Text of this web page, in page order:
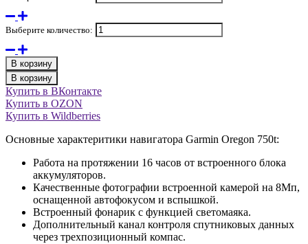
Выберите количество:
В корзину
В корзину
Купить в ВКонтакте
Купить в OZON
Купить в Wildberries
Основные характеритики навигатора Garmin Oregon 750t:
Работа на протяжении 16 часов от встроенного блока
аккумуляторов.
Качественные фотографии встроенной камерой на 8Мп,
оснащенной автофокусом и вспышкой.
Встроенный фонарик с функцией светомаяка.
Дополнительный канал контроля спутниковых данных
через трехпозиционный компас.